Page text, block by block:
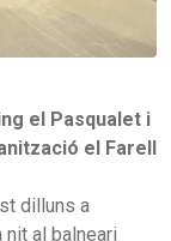
el Pasqualet i
el Farell
dilluns a
al balneari